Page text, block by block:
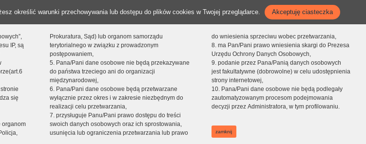
określić warunki przechowywania lub dostępu do plików cookies w Twojej przeglądarce. Akceptuję ciasteczka
IP, są
się
organom
Prokuratura, Sąd) lub organom samorządu
terytorialnego w związku z prowadzonym
postępowaniem,
5. Pana/Pani dane osobowe nie będą przekazywane
do państwa trzeciego ani do organizacji
międzynarodowej,
6. Pana/Pani dane osobowe będą przetwarzane
wyłącznie przez okres i w zakresie niezbędnym do
realizacji celu przetwarzania,
7. przysługuje Panu/Pani prawo dostępu do treści
swoich danych osobowych oraz ich sprostowania,
usunięcia lub ograniczenia przetwarzania lub prawo
do wniesienia sprzeciwu wobec przetwarzania,
8. ma Pan/Pani prawo wniesienia skargi do Prezesa
Urzędu Ochrony Danych Osobowych,
9. podanie przez Pana/Panią danych osobowych
jest fakultatywne (dobrowolne) w celu udostępnienia
strony internetowej,
10. Pana/Pani dane osobowe nie będą podlegały
zautomatyzowanym procesom podejmowania
decyzji przez Administratora, w tym profilowaniu.
zamknij